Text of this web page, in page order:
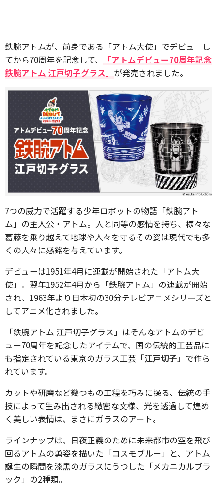
鉄腕アトムが、前身である「アトム大使」でデビューし
てから70周年を記念して、
「アトムデビュー70周年記念
鉄腕アトム 江戸切子グラス」 が発売されました。
7つの威力で活躍する少年ロボットの物語「鉄腕アト
ム」の主人公・アトム。人と同等の感情を持ち、様々な
葛藤を乗り越えて地球や人々を守るその姿は現代でも多
くの人々に感銘を与えています。
デビューは1951年4月に連載が開始された「アトム大
使」。翌年1952年4月から「鉄腕アトム」の連載が開始
され、1963年より日本初の30分テレビアニメシリーズと
してアニメ化されました。
「鉄腕アトム 江戸切子グラス」はそんなアトムのデビ
ュー70周年を記念したアイテムで、国の伝統的工芸品に
も指定されている東京のガラス工芸 「江戸切子」 で作ら
れています。
カットや研磨など幾つもの工程を巧みに操る、伝統の手
技によって生み出される緻密な文様、光を透過して煌め
く美しい表情は、まさにガラスのアート。
ラインナップは、日夜正義のために未来都市の空を飛び
回るアトムの勇姿を描いた「コスモブルー」と、アトム
誕生の瞬間を漆黒のガラスにうつした「メカニカルブラ
ック」の2種類。